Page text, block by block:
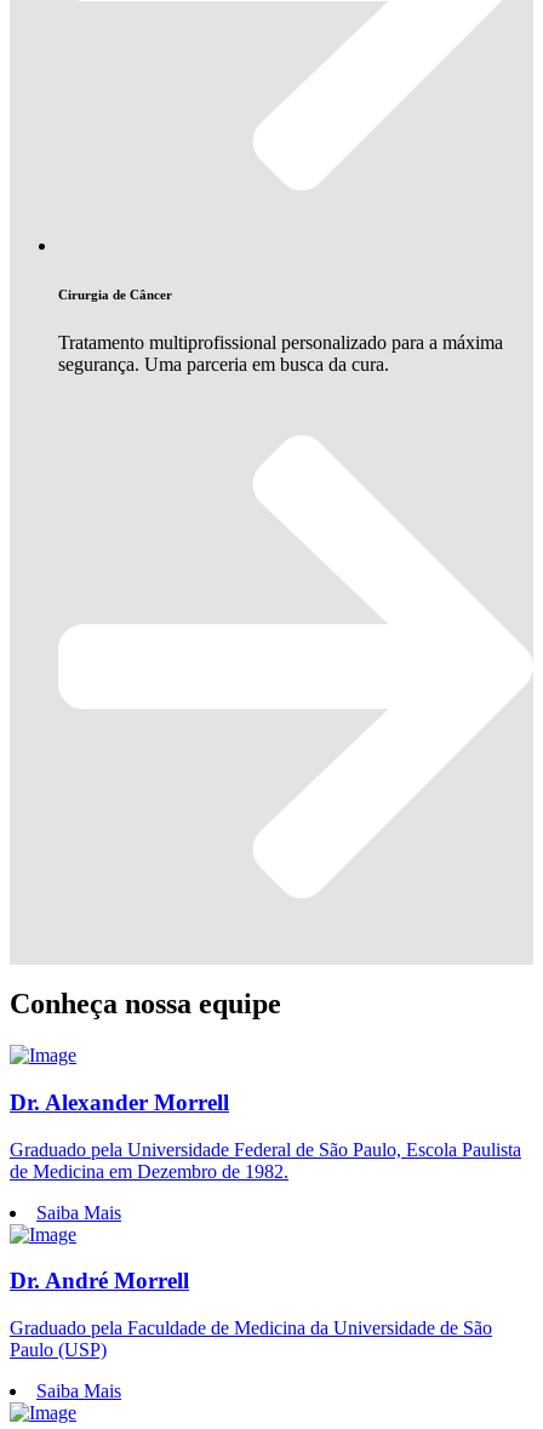
Cirurgia de Câncer
Tratamento multiprofissional personalizado para a máxima
segurança. Uma parceria em busca da cura.
Conheça nossa equipe
Dr. Alexander Morrell
Graduado pela Universidade Federal de São Paulo, Escola Paulista
de Medicina em Dezembro de 1982.
Saiba Mais
Dr. André Morrell
Graduado pela Faculdade de Medicina da Universidade de São
Paulo (USP)
Saiba Mais